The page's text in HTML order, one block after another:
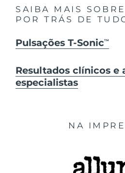
SAIBA MAIS
POR TRÁS DE
Pulsações T-SonicTM
Resultados clínicos e
especialistas
NA